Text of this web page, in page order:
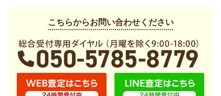
こちらからお問い合わせください